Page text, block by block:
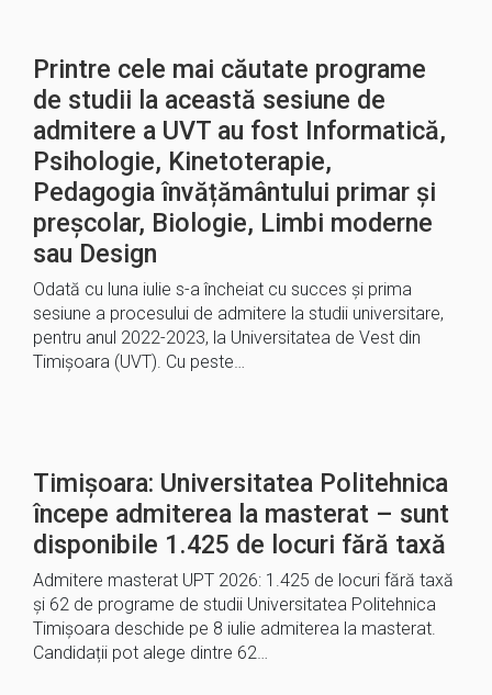
Printre cele mai căutate programe
de studii la această sesiune de
admitere a UVT au fost Informatică,
Psihologie, Kinetoterapie,
Pedagogia învățământului primar și
preșcolar, Biologie, Limbi moderne
sau Design
Odată cu luna iulie s-a încheiat cu succes și prima
sesiune a procesului de admitere la studii universitare,
pentru anul 2022-2023, la Universitatea de Vest din
Timișoara (UVT). Cu peste…
Timișoara: Universitatea Politehnica
începe admiterea la masterat – sunt
disponibile 1.425 de locuri fără taxă
Admitere masterat UPT 2026: 1.425 de locuri fără taxă
și 62 de programe de studii Universitatea Politehnica
Timișoara deschide pe 8 iulie admiterea la masterat.
Candidații pot alege dintre 62…